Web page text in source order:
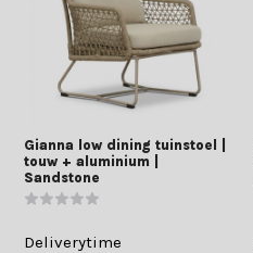
Gianna low dining tuinstoel |
touw + aluminium |
Sandstone
Deliverytime